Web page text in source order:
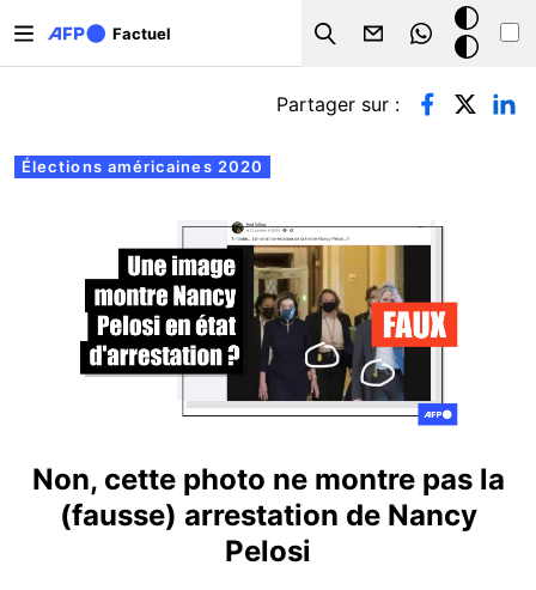
Factuel
Search
Mode
sombre
Onglets principaux
Élections américaines 2020
Partager sur :
Non, cette photo ne montre pas la
(fausse) arrestation de Nancy
Pelosi